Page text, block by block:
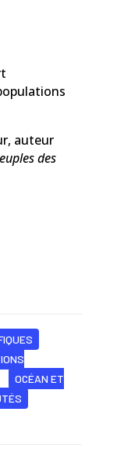
auteur
des
OCÉAN ET